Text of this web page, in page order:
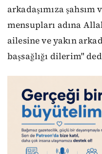
arkadaşımıza
mensupları adına
ailesine ve yakın
başsağlığı dilerim"